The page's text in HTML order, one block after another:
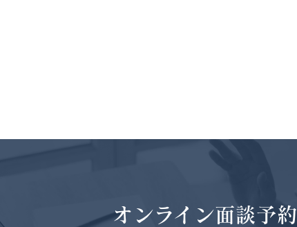
オンライン面談予約